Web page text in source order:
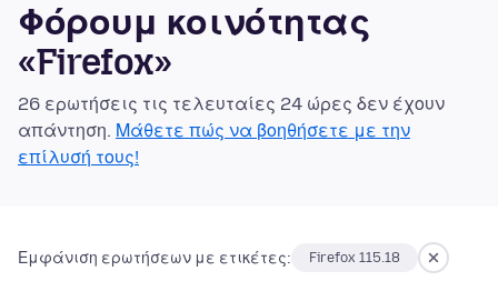
Φόρουμ κοινότητας
«Firefox»
26 ερωτήσεις τις τελευταίες 24 ώρες δεν έχουν
απάντηση. Μάθετε πώς να βοηθήσετε με την
επίλυσή τους!
Εμφάνιση ερωτήσεων με ετικέτες: Firefox 115.18